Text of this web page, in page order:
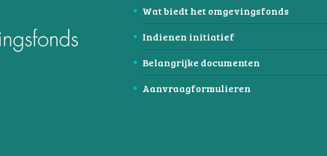
Wat biedt het omgevingsfonds
Indienen initiatief
Belangrijke documenten
Aanvraagformulieren